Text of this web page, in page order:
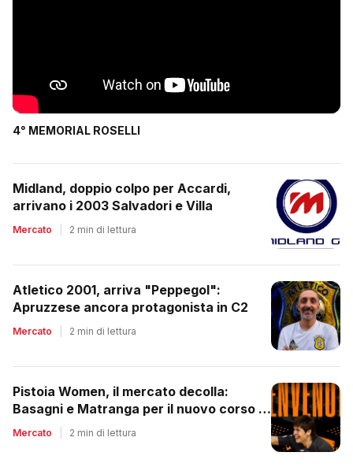
4° MEMORIAL ROSELLI
Midland, doppio colpo per Accardi,
arrivano i 2003 Salvadori e Villa
Mercato 2 min di lettura
Atletico 2001, arriva "Peppegol":
Apruzzese ancora protagonista in C2
Mercato 2 min di lettura
Pistoia Women, il mercato decolla:
Basagni e Matranga per il nuovo corso di
Nico Lami
Mercato 2 min di lettura